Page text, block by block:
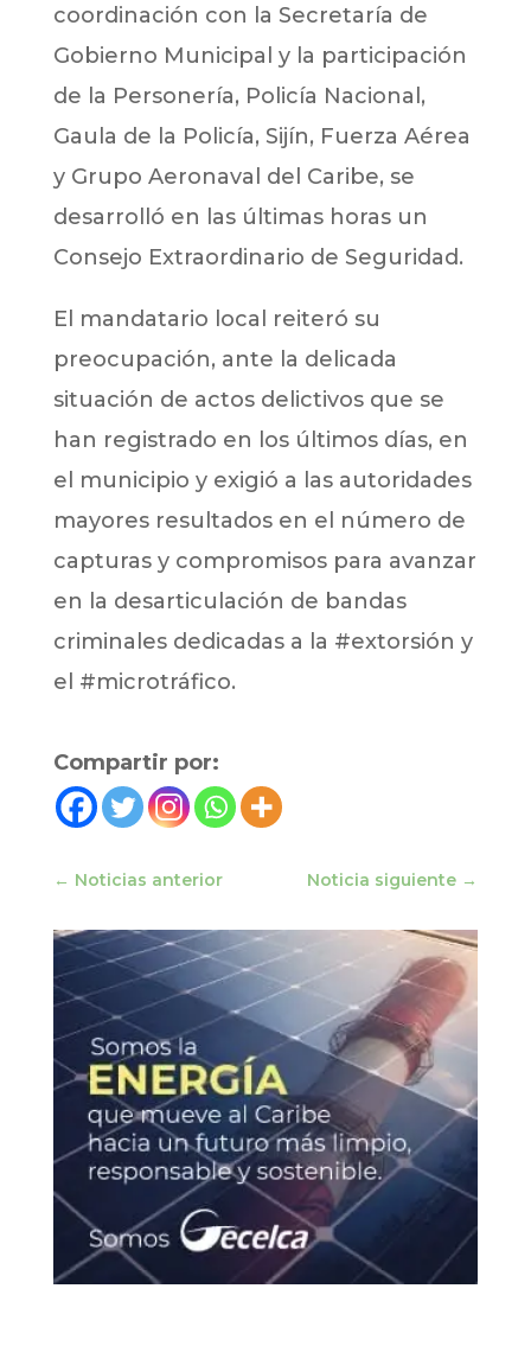
coordinación con la Secretaría de
Gobierno Municipal y la participación
de la Personería, Policía Nacional,
Gaula de la Policía, Sijín, Fuerza Aérea
y Grupo Aeronaval del Caribe, se
desarrolló en las últimas horas un
Consejo Extraordinario de Seguridad.
El mandatario local reiteró su
preocupación, ante la delicada
situación de actos delictivos que se
han registrado en los últimos días, en
el municipio y exigió a las autoridades
mayores resultados en el número de
capturas y compromisos para avanzar
en la desarticulación de bandas
criminales dedicadas a la #extorsión y
el #microtráfico.
Compartir por:
← Noticias anterior Noticia siguiente →